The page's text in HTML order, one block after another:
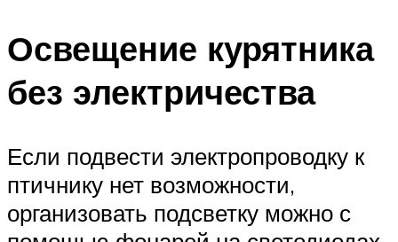
Освещение курятника
без электричества
Если подвести электропроводку к
птичнику нет возможности,
организовать подсветку можно с